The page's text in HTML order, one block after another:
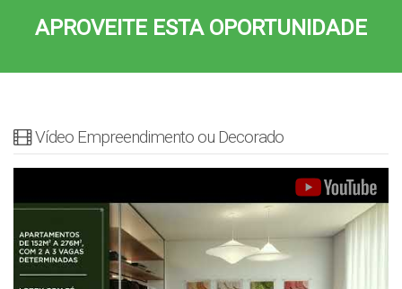
APROVEITE ESTA OPORTUNIDADE
Vídeo Empreendimento ou Decorado